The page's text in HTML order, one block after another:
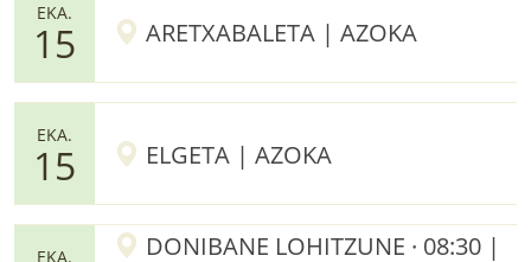
EKA.
15 ARETXABALETA | AZOKA
EKA.
15 ELGETA | AZOKA
EKA. DONIBANE LOHITZUNE · 08:30 |